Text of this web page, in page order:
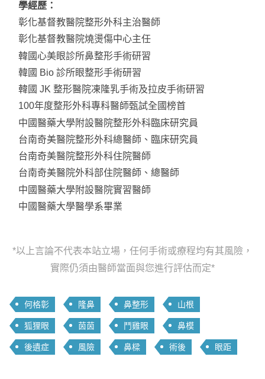
學經歷：
彰化基督教醫院整形外科主治醫師
彰化基督教醫院燒燙傷中心主任
韓國心美眼診所鼻整形手術研習
韓國 Bio 診所眼整形手術研習
韓國 JK 整形醫院凍隆乳手術及拉皮手術研習
100年度整形外科專科醫師甄試全國榜首
中國醫藥大學附設醫院整形外科臨床研究員
台南奇美醫院整形外科總醫師、臨床研究員
台南奇美醫院整形外科住院醫師
台南奇美醫院外科部住院醫師、總醫師
中國醫藥大學附設醫院實習醫師
中國醫藥大學醫學系畢業
*以上言論不代表本站立場，任何手術或療程均有其風險，
實際仍須由醫師當面與您進行評估而定*
何格彰 隆鼻 鼻整形 山根
狐狸眼 茵茵 鬥雞眼 鼻模
後遺症 風險 鼻樑 術後 眼距